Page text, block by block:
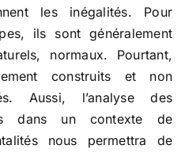
les inégalités. Pour
ils sont généralement
normaux. Pourtant,
construits et non
Aussi, l’analyse des
dans un contexte de
nous permettra de